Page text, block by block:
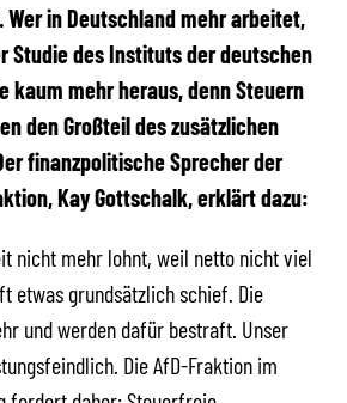
Wer in Deutschland mehr arbeitet,
Studie des Instituts der deutschen
kaum mehr heraus, denn Steuern
den Großteil des zusätzlichen
finanzpolitische Sprecher der
Kay Gottschalk, erklärt dazu:
nicht mehr lohnt, weil netto nicht viel
etwas grundsätzlich schief. Die
und werden dafür bestraft. Unser
Die AfD-Fraktion im